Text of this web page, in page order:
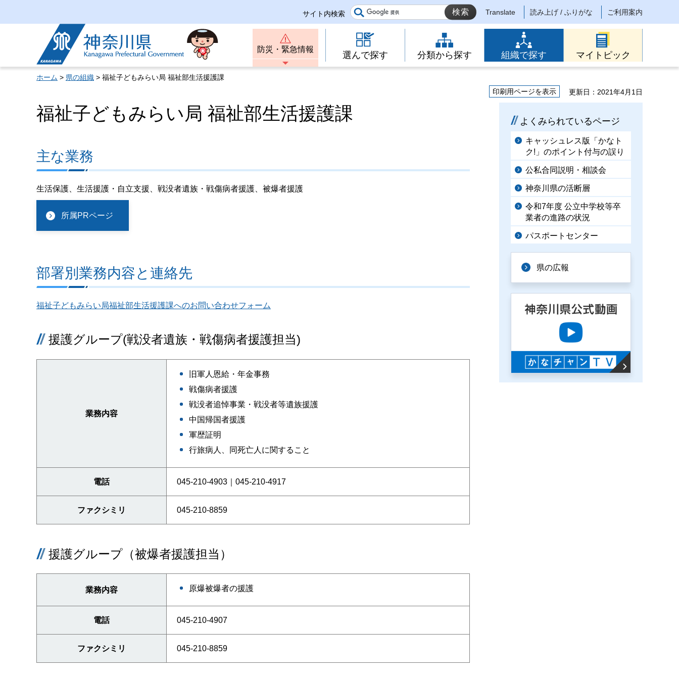
サイト内検索 Translate 読み上げ / ふりがな ご利用案内
神奈川県
防災・緊急情報
選んで探す 分類から探す 組織で探す マイトピック
ホーム > 県の組織 > 福祉子どもみらい局 福祉部生活援護課
印刷用ページを表示
更新日：2021年4月1日
福祉子どもみらい局 福祉部生活援護課
主な業務
生活保護、生活援護・自立支援、戦没者遺族・戦傷病者援護、被爆者援護
所属PRページ
部署別業務内容と連絡先
福祉子どもみらい局福祉部生活援護課へのお問い合わせフォーム
援護グループ(戦没者遺族・戦傷病者援護担当)
業務内容
旧軍人恩給・年金事務
戦傷病者援護
戦没者追悼事業・戦没者等遺族援護
中国帰国者援護
軍歴証明
行旅病人、同死亡人に関すること
電話 045-210-4903｜045-210-4917
ファクシミリ 045-210-8859
援護グループ（被爆者援護担当）
業務内容 原爆被爆者の援護
電話 045-210-4907
ファクシミリ 045-210-8859
よくみられているページ
キャッシュレス版「かなト
ク!」のポイント付与の誤り
公私合同説明・相談会
神奈川県の活断層
令和7年度 公立中学校等卒
業者の進路の状況
パスポートセンター
県の広報